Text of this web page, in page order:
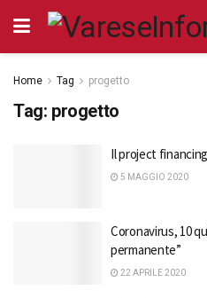
Home Tag progetto
Tag: progetto
Il project
5 MAGGIO 2020
Coronavirus, 10
permanente”
22 APRILE 2020